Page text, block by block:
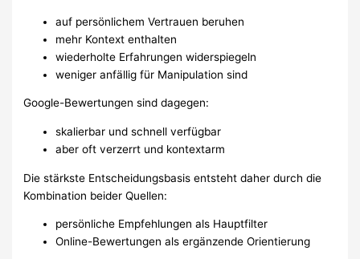
auf persönlichem Vertrauen beruhen
mehr Kontext enthalten
wiederholte Erfahrungen widerspiegeln
weniger anfällig für Manipulation sind
Google-Bewertungen sind dagegen:
skalierbar und schnell verfügbar
aber oft verzerrt und kontextarm
Die stärkste Entscheidungsbasis entsteht daher durch die
Kombination beider Quellen:
persönliche Empfehlungen als Hauptfilter
Online-Bewertungen als ergänzende Orientierung